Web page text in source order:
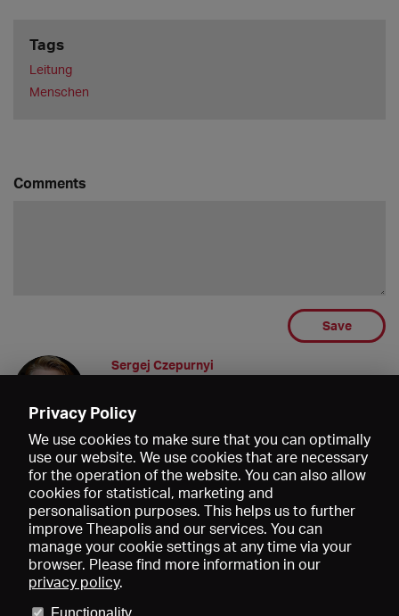
Tags
Leitung
Menschen
Comments
Save
Sergej Czepurnyi
Privacy Policy
We use cookies to make sure that you can optimally
use our website. We use cookies that are necessary
for the operation of the website. You can also allow
cookies for statistical, marketing and
personalisation purposes. This helps us to further
improve Theapolis and our services. You can
manage your cookie settings at any time via your
browser. Please find more information in our
privacy policy.
Functionality